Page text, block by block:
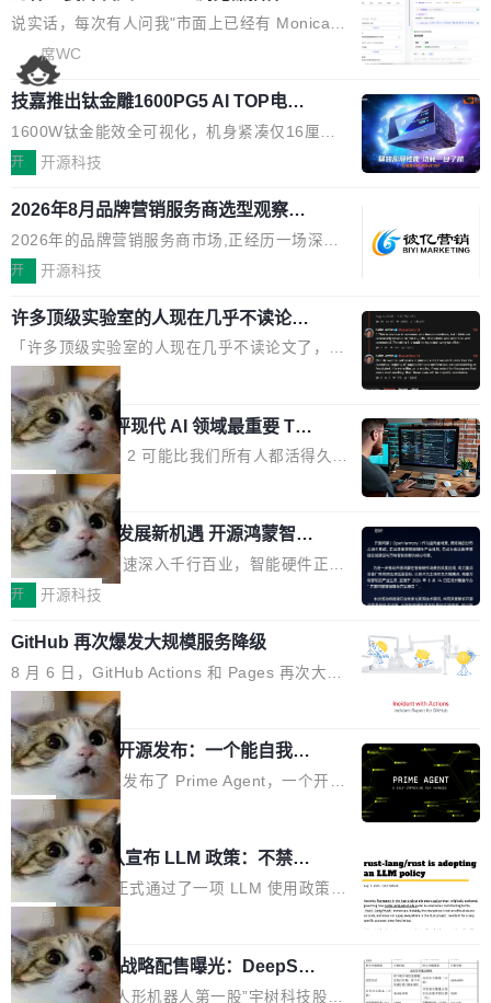
说实话，每次有人问我"市面上已经有 Monica、
Sider、Copilot for Chrome 这些 AI 浏览器插件
了，你为什么还要再做一个"，我都觉得这个问题
问得好。 因为我自己也是从用户变成开发者的。
现有产品的天花板 我用过不少 AI 浏览器插件。
刚开始觉得都挺好——选中一段文字，弹出解
要。但用久了你会发现，它们本质上都是同一类
东西：一个带网页上下文的聊天框。 它们能读取
页面的文本，然后把文本丢给大模型，再返回一
段回答。仅此而已。 这当然有用，但总觉得差点
意思。比如我在一个后台管理系统里，需要填50
个表单字段，每个字段还有联动逻辑；比如我
想...
席WC
技嘉推出钛金雕1600PG5 AI TOP电
源：为发烧级主机与本地AI算力打造旗
舰供电方案
1600W钛金能效全可视化，机身紧凑仅16厘米
继2026台北电脑展首度亮相后，技嘉科技近日正
电源专为发烧级DIY主机与本地AI算力平台打
造，整机长度仅16厘米，提供1600W额定功率
与80PLUS钛金能效；支持ATX 3.1与PCIe 5.1
规范，结合服务器级元件、完善供电线材与内置
实时LCD监控屏，可充分满足当下高阶PC主机
的严苛使用需求。 澎湃功率，紧凑机身 钛金雕1
600PG5 AI TOP具备强悍输出功率，同时实现
机身尺寸大幅精简。整机长度仅16厘米，属于同
功率段机身尺寸十分紧凑的1600W电源产品。小
巧机身有效提升市面主流标准A...
开 开源科技
2026年8月品牌营销服务商选型观察：
从流量思维到品牌资产思维的范式转移
2026年的品牌营销服务商市场,正经历一场深刻
的价值重构。全球全案品牌代理机构市场从2025
复合增长率达5.44%,预计2032年将突破120亿美
元。数字广告与公共关系相关服务市场更是从20
25年的8463亿美元扩张至2026年的8763亿美
元。数字的背后是一个清晰的事实——品牌对专
业化营销服务的需求从未如此迫切。 但市场扩容
的同时,服务商的竞争逻辑正在改变。2026年Top
Agency年度合辑的观察指出,“产品”这个离消费
者最近的载体,在整个品牌营销层面的权重显著变
高了。全域营销服务商的竞争正在从规模转向深
度,案例厚度、全域覆盖、多线协同...
开 开源科技
许多顶级实验室的人现在几乎不读论文
了
「许多顶级实验室的人现在几乎不读论文了，而
且他们认为 ICLR/ICML/NeurIPS 充斥着大量过
度宣传和欺诈。」 OpenAI 研究员 Keller Jorda
n 这条推文引发了广泛讨论。他不是在说风凉
话，他是说出了一个圈内人尽皆知但很少公开捅
破的事实。 Jordan 随后补充了一句软化声明：
「我不认为这些会议上大部分论文都在过度宣传
或造假。问题是，作为读者，如果你筛选出那些
看起来最令人兴奋的论文，那它们大部分都是过
度宣传的。」 这才是真正的痛点。不是所有论文
都有问题，是最吸引眼球的那批论文最有问题。
他引用的帖子来自 Mathew Shen，一位 ICLR 2
026 的读者：「看了篇 ...
局
xAI 前工程师评现代 AI 领域最重要 Top
3 开源项目
Flash Attention 2 可能比我们所有人都活得久。
这句话不是来自某个技术博客，而是出自 Hieu
Pham 的一条推文。Hieu Pham 是谁？他是 xAI
的早期工程师之一，在 Grok 训练基础设施团队
工作过。近日他在 X 上发了一条帖子，列出了他
认为现代 AI 领域最重要的三个开源项目。 第一
理由很具体。FA 系列不需要解释，但 FA2 是他
认为最重要的一个——复杂度恰到好处，刚好能
驱动你去学 CuTe，但还没被那些"邪恶的" Hopp
er++ 优化所淹没，足够容易修改和适配。 更关
键的是 FA2 的持久性...
局
共商智能硬件发展新机遇 开源鸿蒙智能
硬件开发者日杭州站即将举行
随着万物智联加速深入千行百业，智能硬件正从
单点设备迈向智能化、网联化、协同化发展。作
鸿蒙通过统一技术底座和分布式能力，为不同类
型智能设备的开发、连接与互联提供关键支撑，
也为产业链企业探索产品创新与商业增长打开新
的空间。 8月14日，开源鸿蒙智能硬件开发者日
（OHDD：OpenHarmony Hardware Develope
r Day）将在杭州启航。活动面向智能硬件产业
链企业和开发者，邀请行业专家与资深技术顾
问，围绕开源鸿蒙技术能力、设备适配、芯片适
配、功耗与稳定性调优、兼容性测评及统一互联
等内容展开系统讲解和实战交流，帮助企业进一
步了解开源鸿蒙在智能...
开 开源科技
GitHub 再次爆发大规模服务降级
8 月 6 日，GitHub Actions 和 Pages 再次大规
模服务降级，Actions 完全不可用超过 5 小时，
webhook 停发，连自托管 runner 也因调度层故
障无法工作。Pages、Copilot code review、C
opilot coding agent 全部受影响。从检测到完全
恢复，大约 12 小时。 这是 2026 年 8 月的第六
起事故，其中四起与 AI/Copilot 服务相关。 Git
Hub 员工 kdaigle 在 HN 讨论中贴出了一组数
据：2025 年全年 10 亿次 commit。现在，每周
2.75 亿次，全年预计 140 亿次。GitHub...
局
Prime Agent 开源发布：一个能自我改
进的编程 Agent，ARC-AGI 3 超越人类
专家基线
Prime Intellect 发布了 Prime Agent，一个开源
的编程 Agent Harness，核心设计围绕两个抽
象：Recursive Language Model（RLM）和 C
ontinual Harness。在 ARC-AGI 3 基准测试
上，Prime Agent + Opus 5 的组合达到了 95.
5% RHAE Best@1，超过了 ARC 报告的人类专
家基线 95.4%。 不是又一个 coding agent 包装
器 Prime Agent 的架构和市面上大多数 coding
agent 有本质区别。大多数 agent harness 的设
局
Rust 项目团队宣布 LLM 政策：不禁
止，但你要承认哪些代码不是你写的
Rust 语言项目正式通过了一项 LLM 使用政策，
覆盖 rust-lang/rust 单一仓库的代码贡献。这不
是项目级别的官方立场，目前由五个团队采纳，
但它可能是主流开源项目中关于 AI 辅助贡献最
细致的一份规则。 政策的核心只有一句话：LLM
局
宇树科技 IPO 战略配售曝光：DeepSe
ek 获配 93.3 万股，锁定 36 个月
8月6日晚间，“人形机器人第一股”宇树科技股份